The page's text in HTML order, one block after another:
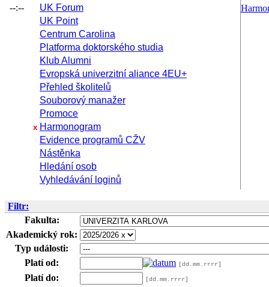
--:--
UK Forum
UK Point
Centrum Carolina
Platforma doktorského studia
Klub Alumni
Evropská univerzitní aliance 4EU+
Přehled školitelů
Souborový manažer
Promoce
x Harmonogram
Evidence programů CŽV
Nástěnka
Hledání osob
Vyhledávání loginů
Filtr:
Fakulta:
Akademický rok:
Typ události:
Platí od:
[dd.mm.rrrr]
Platí do: [dd.mm.rrrr]